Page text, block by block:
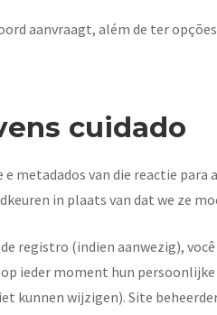
aanvraagt, além de ter
cuidado
metadados van die reactie para
in plaats van dat we ze
registro (indien aanwezig),
ieder moment hun
kunnen wijzigen). Site